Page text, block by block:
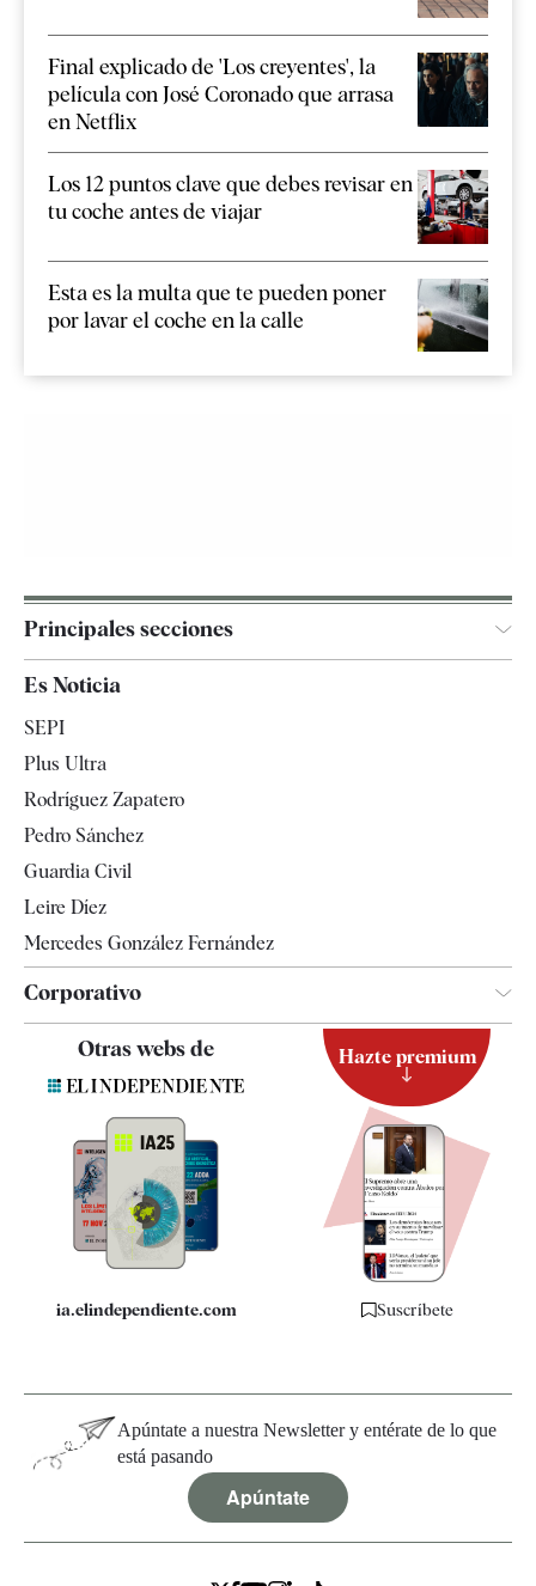
Final explicado de 'Los creyentes', la
película con José Coronado que arrasa
en Netflix
Los 12 puntos clave que debes revisar en
tu coche antes de viajar
Esta es la multa que te pueden poner
por lavar el coche en la calle
Principales secciones
España
Televisión
Es Noticia
SEPI
Plus Ultra
Rodríguez Zapatero
Pedro Sánchez
Guardia Civil
Leire Díez
Mercedes González Fernández
Corporativo
Contacto
Quiénes somos
Especificaciones
Otras webs de
ia.elindependiente.com
Hazte premium
Suscríbete
Apúntate a nuestra Newsletter y entérate de lo que
está pasando
Apúntate